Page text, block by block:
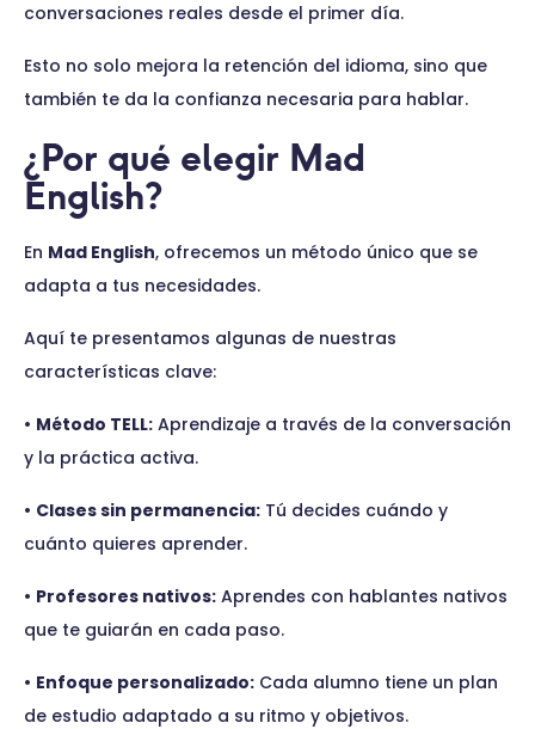
conversaciones reales desde el primer día.
Esto no solo mejora la retención del idioma, sino que
también te da la confianza necesaria para hablar.
¿Por qué elegir Mad
English?
En Mad English, ofrecemos un método único que se
adapta a tus necesidades.
Aquí te presentamos algunas de nuestras
características clave:
• Método TELL: Aprendizaje a través de la conversación
y la práctica activa.
• Clases sin permanencia: Tú decides cuándo y
cuánto quieres aprender.
• Profesores nativos: Aprendes con hablantes nativos
que te guiarán en cada paso.
• Enfoque personalizado: Cada alumno tiene un plan
de estudio adaptado a su ritmo y objetivos.